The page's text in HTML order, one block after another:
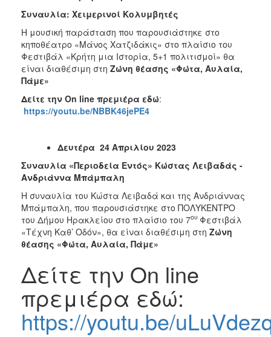
Συναυλία: Χειμερινοί Κολυμβητές
Η μουσική παράσταση που παρουσιάστηκε στο
κηποθέατρο «Μάνος Χατζιδάκις» στο πλαίσιο του
Φεστιβάλ «Κρήτη μια Ιστορία, 5+1 πολιτισμοί» θα
είναι διαθέσιμη στη Ζώνη θέασης «Φώτα, Αυλαία,
Πάμε»
Δείτε την On line πρεμιέρα εδώ:
https://youtu.be/NBBK46jePE4
Δευτέρα 24 Απριλίου 2023
Συναυλία «Περιοδεία Εντός» Κώστας Λειβαδάς -
Ανδριάννα Μπάμπαλη
Η συναυλία του Κώστα Λειβαδά και της Ανδριάννας
Μπάμπαλη, που παρουσιάστηκε στο ΠΟΛΥΚΕΝΤΡΟ
του Δήμου Ηρακλείου στο πλαίσιο του 7ου Φεστιβάλ
«Τέχνη Καθ’ Οδόν», θα είναι διαθέσιμη στη Ζώνη
θέασης «Φώτα, Αυλαία, Πάμε»
Δείτε την On line
πρεμιέρα εδώ:
https://youtu.be/